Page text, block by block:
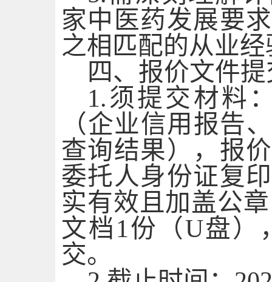
家中医药发展要求
之相匹配的从业经
四、报价文件提
1.须提交材料
（企业信用报告
查询结果），报
委托人身份证复
实有效且加盖公
文档1份（U盘）
交。